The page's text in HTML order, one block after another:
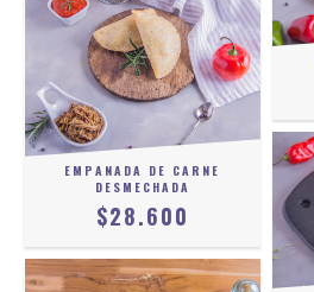
EMPANADA DE CARNE
DESMECHADA
$28.600